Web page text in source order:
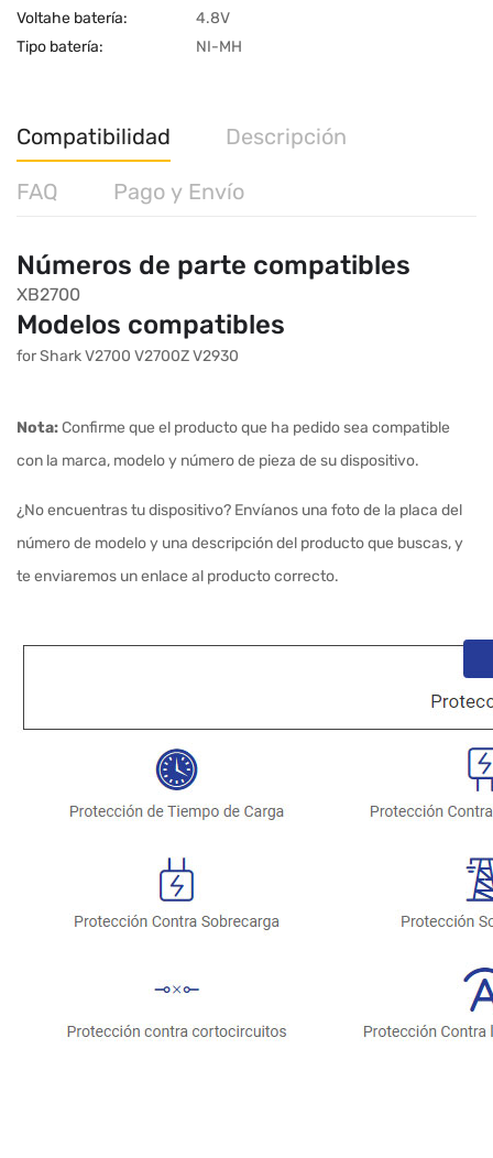
Voltahe batería:
4.8V
Tipo batería:
NI-MH
Compatibilidad Descripción
FAQ Pago y Envío
Números de parte compatibles
XB2700
Modelos compatibles
for Shark V2700 V2700Z V2930
Nota:Confirme que el producto que ha pedido sea compatible
con la marca, modelo y número de pieza de su dispositivo.
¿No encuentras tu dispositivo? Envíanos una foto de la placa del
número de modelo y una descripción del producto que buscas, y
te enviaremos un enlace al producto correcto.